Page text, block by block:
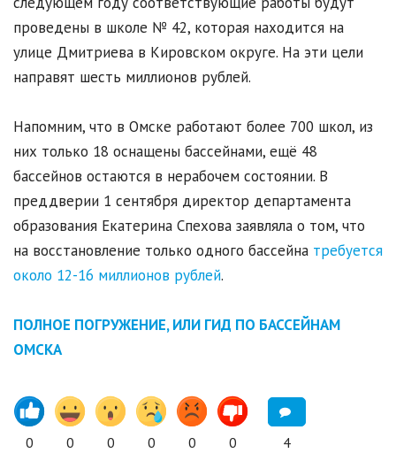
проведены в школе № 42, которая находится на
улице Дмитриева в Кировском округе. На эти цели
направят шесть миллионов рублей.
Напомним, что в Омске работают более 700 школ, из
них только 18 оснащены бассейнами, ещё 48
бассейнов остаются в нерабочем состоянии. В
преддверии 1 сентября директор департамента
образования Екатерина Спехова заявляла о том, что
на восстановление только одного бассейна требуется
около 12-16 миллионов рублей.
ПОЛНОЕ ПОГРУЖЕНИЕ, ИЛИ ГИД ПО БАССЕЙНАМ
ОМСКА
0 0 0 0 0 0 4